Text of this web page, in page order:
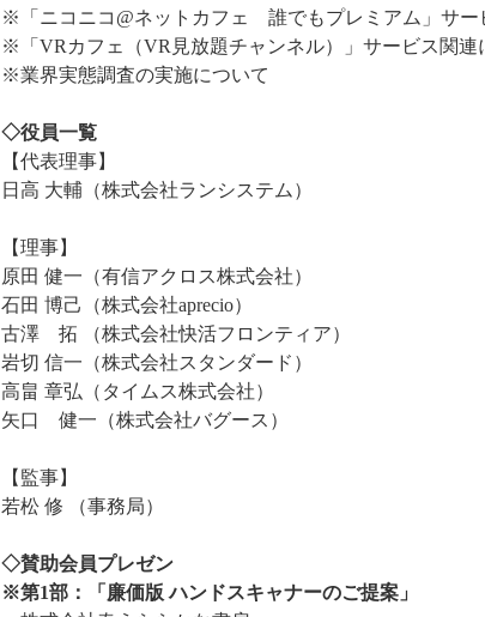
※「ニコニコ@ネットカフェ 誰でもプレミアム」サー
※「VRカフェ（VR見放題チャンネル）」サービス関連
※業界実態調査の実施について
◇役員一覧
【代表理事】
日高 大輔（株式会社ランシステム）
【理事】
原田 健一（有信アクロス株式会社）
石田 博己（株式会社aprecio）
古澤 拓 （株式会社快活フロンティア）
岩切 信一（株式会社スタンダード）
高畠 章弘（タイムス株式会社）
矢口 健一（株式会社バグース）
【監事】
若松 修 （事務局）
◇賛助会員プレゼン
※第1部：「廉価版 ハンドスキャナーのご提案」